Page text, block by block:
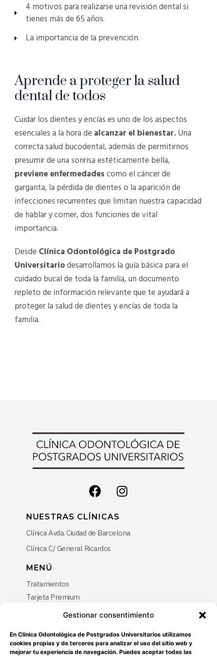
Gestionar consentimiento
En Clínica Odontológica de Postgrados Universitarios utilizamos
cookies propias y de terceros para analizar el uso del sitio web y
mejorar tu experiencia de navegación. Puedes aceptar todas las
4 motivos para realizarse una revisión dental si
tienes más de 65 años.
La importancia de la prevención.
Aprende a proteger la salud
dental de todos
Cuidar los dientes y encías es uno de los aspectos
esenciales a la hora de alcanzar el bienestar.Una
correcta salud bucodental, además de permitirnos
presumir de una sonrisa estéticamente bella,
previene enfermedadescomo el cáncer de
garganta, la pérdida de dientes o la aparición de
infecciones recurrentes que limitan nuestra capacidad
de hablar y comer, dos funciones de vital
importancia.
Desde Clínica Odontológica de Postgrado
Universitariodesarrollamos la guía básica para el
cuidado bucal de toda la familia, un documento
repleto de información relevante que te ayudará a
proteger la salud de dientes y encías de toda la
familia.
NUESTRAS CLÍNICAS
Clínica Avda. Ciudad de Barcelona
Clínica C/ General Ricardos
MENÚ
Tratamientos
Tarjeta Premium
Promociones
Contacto